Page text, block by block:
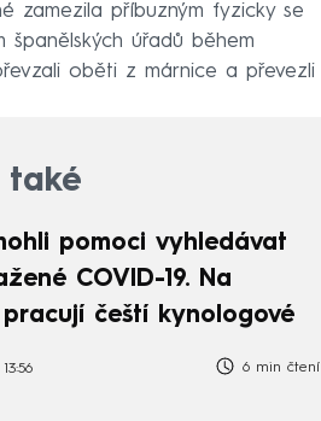
zamezila příbuzným fyzicky se
španělských úřadů během
oběti z márnice a převezli
také
pomoci vyhledávat
COVID-19. Na
čeští kynologové
6 min čtení